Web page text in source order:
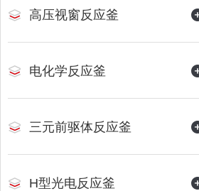
高压视窗反应釜
电化学反应釜
三元前驱体反应釜
H型光电反应釜